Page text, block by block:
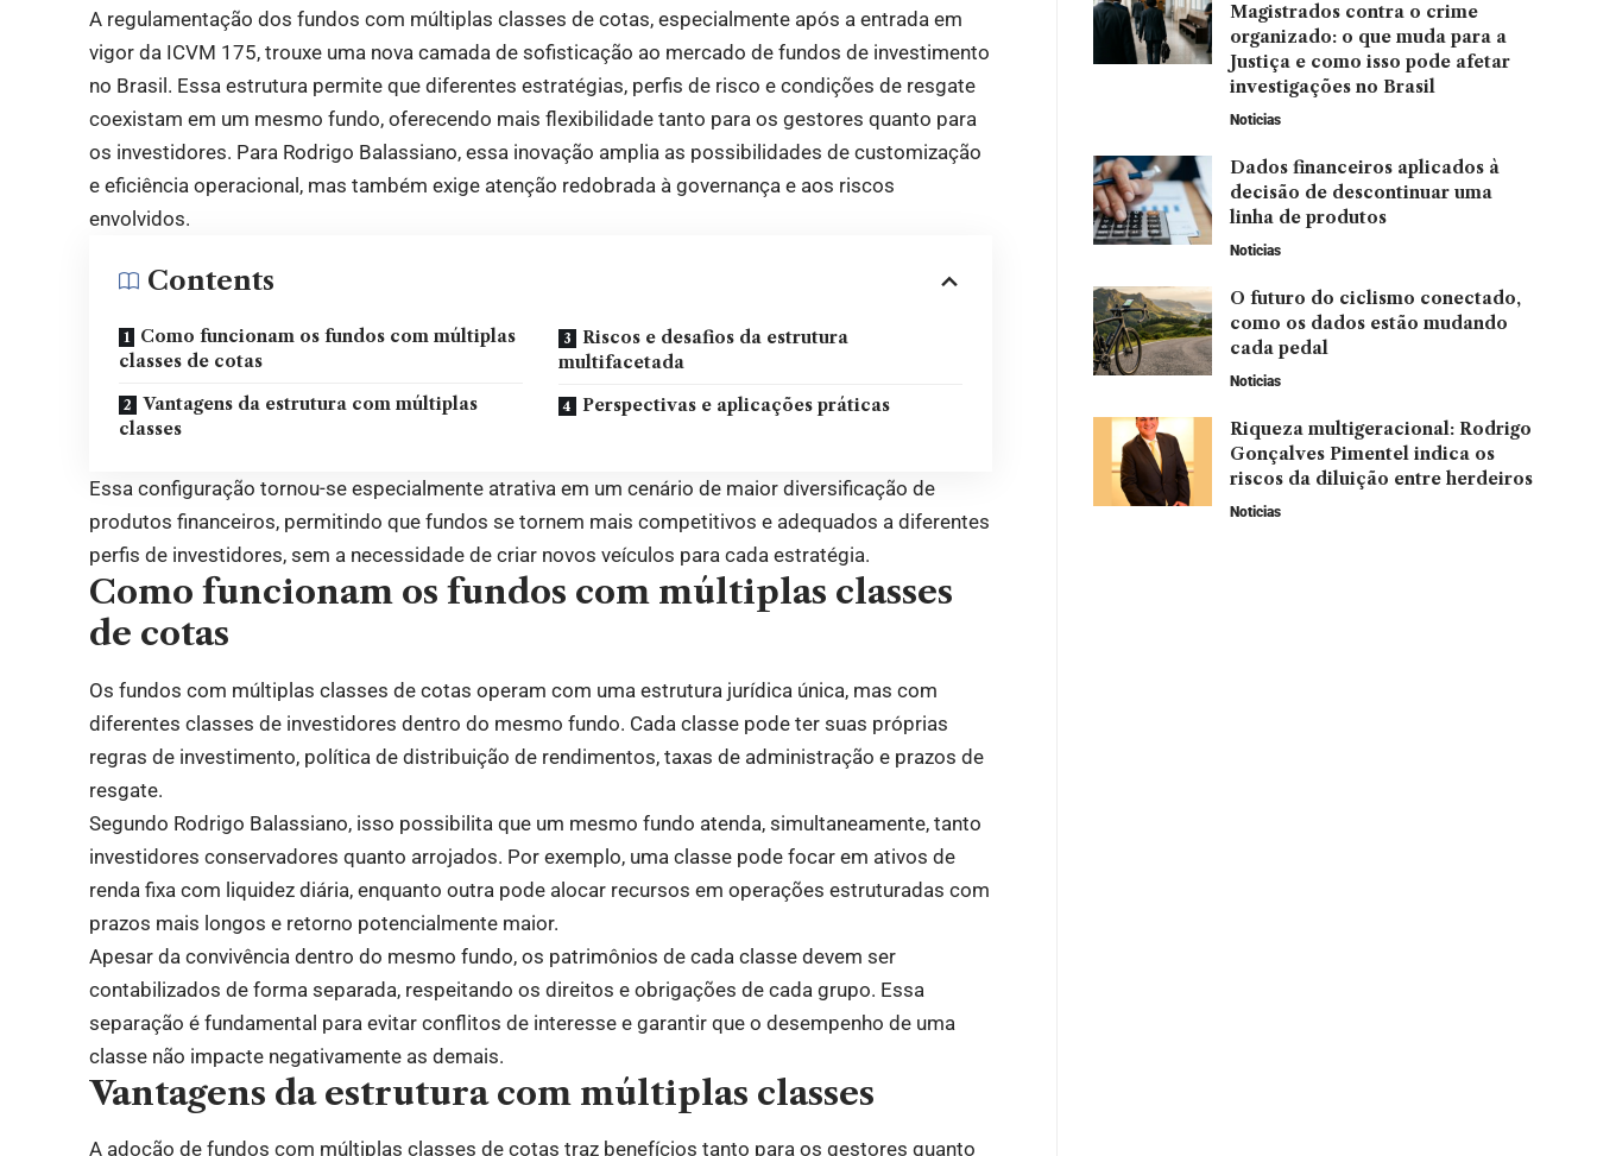
A regulamentação dos fundos com múltiplas classes de cotas, especialmente após a entrada em
vigor da ICVM 175, trouxe uma nova camada de sofisticação ao mercado de fundos de investimento
no Brasil. Essa estrutura permite que diferentes estratégias, perfis de risco e condições de resgate
coexistam em um mesmo fundo, oferecendo mais flexibilidade tanto para os gestores quanto para
os investidores. Para Rodrigo Balassiano, essa inovação amplia as possibilidades de customização
e eficiência operacional, mas também exige atenção redobrada à governança e aos riscos
envolvidos.
Contents
Como funcionam os fundos com múltiplas
classes de cotas
Vantagens da estrutura com múltiplas
classes
Riscos e desafios da estrutura
multifacetada
Perspectivas e aplicações práticas
Essa configuração tornou-se especialmente atrativa em um cenário de maior diversificação de
produtos financeiros, permitindo que fundos se tornem mais competitivos e adequados a diferentes
perfis de investidores, sem a necessidade de criar novos veículos para cada estratégia.
Como funcionam os fundos com múltiplas classes
de cotas
Os fundos com múltiplas classes de cotas operam com uma estrutura jurídica única, mas com
diferentes classes de investidores dentro do mesmo fundo. Cada classe pode ter suas próprias
regras de investimento, política de distribuição de rendimentos, taxas de administração e prazos de
resgate.
Segundo Rodrigo Balassiano, isso possibilita que um mesmo fundo atenda, simultaneamente, tanto
investidores conservadores quanto arrojados. Por exemplo, uma classe pode focar em ativos de
renda fixa com liquidez diária, enquanto outra pode alocar recursos em operações estruturadas com
prazos mais longos e retorno potencialmente maior.
Apesar da convivência dentro do mesmo fundo, os patrimônios de cada classe devem ser
contabilizados de forma separada, respeitando os direitos e obrigações de cada grupo. Essa
separação é fundamental para evitar conflitos de interesse e garantir que o desempenho de uma
classe não impacte negativamente as demais.
Vantagens da estrutura com múltiplas classes
A adoção de fundos com múltiplas classes de cotas traz benefícios tanto para os gestores quanto
Magistrados contra o crime
organizado: o que muda para a
Justiça e como isso pode afetar
investigações no Brasil
Noticias
Dados financeiros aplicados à
decisão de descontinuar uma
linha de produtos
Noticias
O futuro do ciclismo conectado,
como os dados estão mudando
cada pedal
Noticias
Riqueza multigeracional: Rodrigo
Gonçalves Pimentel indica os
riscos da diluição entre herdeiros
Noticias